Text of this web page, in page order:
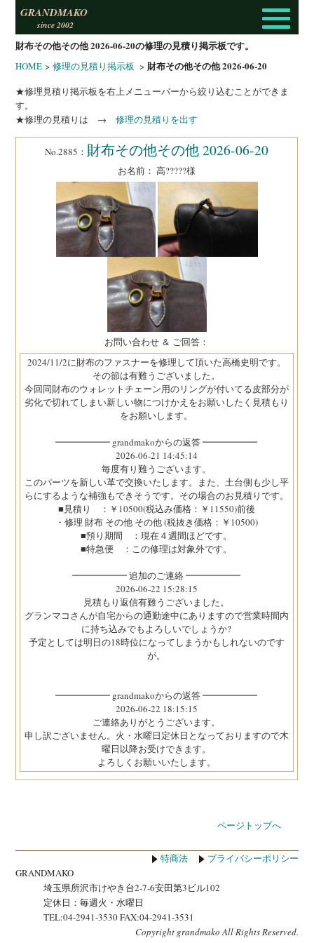
財布その他その他 2026-06-20の修理の見積り掲示板です。
GRANDMAKO
since 2002
HOME >修理の見積り掲示板 > 財布その他その他 2026-06-20
★修理見積り掲示板を右上メニューバーから絞り込むことができま
す。
★修理の見積りは →修理の見積りを出す
No.2885： 財布その他その他 2026-06-20
お名前： 高?????様
お問い合わせ ＆ ご回答：
2024/11/2に財布のファスナーを修理して頂いた高橋史明です。
その節は有難うございました。
今回同財布のウォレットチェーン用のリングが付いてる皮部分が
劣化で切れてしまい新しい物につけかえをお願いしたく見積もり
をお願いします。
━━━━━━ grandmakoからの返答 ━━━━━━
2026-06-21 14:45:14
毎度有り難うございます。
このパーツを新しい革で交換いたします。また、土台側も少し平
らにするような補強もできそうです。その場合のお見積りです。
■見積り ：￥10500(税込み価格：￥11550)前後
・修理 財布 その他 その他 (税抜き価格：￥10500)
■預り期間 ：現在４週間ほどです。
■特急便 ：この修理は対象外です。
━━━━━━ 追加のご連絡 ━━━━━━
2026-06-22 15:28:15
見積もり返信有難うございました。
グランマコさんが自宅からの通勤途中にありますので営業時間内
に持ち込みでもよろしいでしょうか?
予定としては明日の18時位になってしまうかもしれないのです
が。
━━━━━━ grandmakoからの返答 ━━━━━━
2026-06-22 18:15:15
ご連絡ありがとうございます。
申し訳ございません。火・水曜日定休日となっておりますので木
曜日以降お受けできます。
よろしくお願いいたします。
ページトップへ
プライバシーポリシー
特商法
GRANDMAKO
埼玉県所沢市けやき台2-7-6安田第3ビル102
定休日：毎週火・水曜日
TEL:04-2941-3530 FAX:04-2941-3531
Copyright grandmako All Rights Reserved.